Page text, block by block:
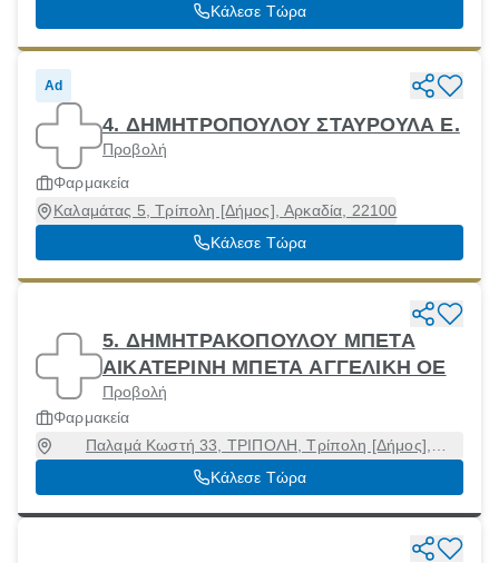
Κάλεσε Τώρα
Ad
4. ΔΗΜΗΤΡΟΠΟΥΛΟΥ ΣΤΑΥΡΟΥΛΑ Ε.
Προβολή
Φαρμακεία
Καλαμάτας 5, Τρίπολη [Δήμος], Αρκαδία, 22100
Κάλεσε Τώρα
5. ΔΗΜΗΤΡΑΚΟΠΟΥΛΟΥ ΜΠΕΤΑ
ΑΙΚΑΤΕΡΙΝΗ ΜΠΕΤΑ ΑΓΓΕΛΙΚΗ ΟΕ
Προβολή
Φαρμακεία
Παλαμά Κωστή 33, ΤΡΙΠΟΛΗ, Τρίπολη [Δήμος],
Αρκαδία, 55133
Κάλεσε Τώρα